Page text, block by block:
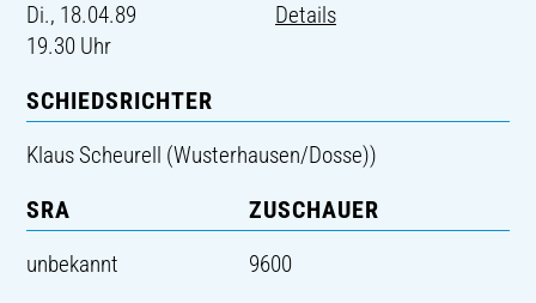
Di., 18.04.89
19.30 Uhr
Details
SCHIEDSRICHTER
Klaus Scheurell (Wusterhausen/Dosse))
SRA
unbekannt
ZUSCHAUER
9600